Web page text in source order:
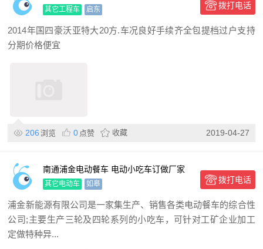
其它工程车 启东 拨打电话
2014年国四豪沃亚特大20方.车况良好手续齐全包提档过户支持
分期价格便宜
206 浏览 0 点赞 收藏 2019-04-27
南通浦金电动餐车 电动小吃车订做厂家
其它电动车 如皋 拨打电话
浦金新能源有限公司是一家集生产、销售各类电动餐车的综合性
公司;主要生产三轮及四轮系列的小吃车，可针对工矿企业加工
定做特种异...